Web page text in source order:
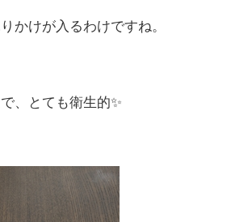
かけが入るわけですね。
、とても衛生的✨